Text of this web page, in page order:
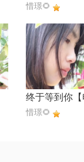
惜璟🌻
惜璟🌻